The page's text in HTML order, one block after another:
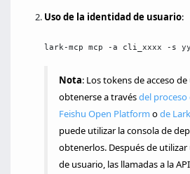
Uso de la identidad de usuario:
lark-mcp mcp -a cli_xxxx -s
Nota: Los tokens de acceso
obtenerse a travésdel proceso
Feishu Open Platform ode
puede utilizar la consola de
obtenerlos. Después de
de usuario, las llamadas a la